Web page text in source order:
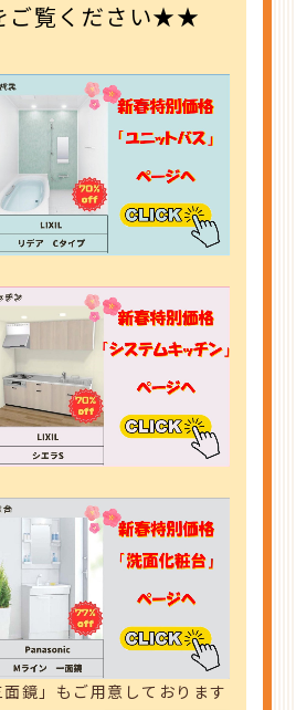
ご覧ください★★
鏡」もご用意しております